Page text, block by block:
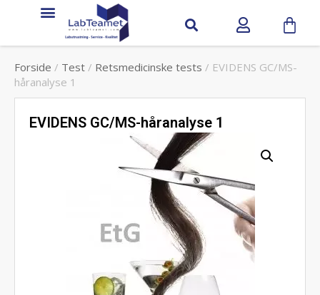
Forside / Test / Retsmedicinske tests / EVIDENS GC/MS-
håranalyse 1
EVIDENS GC/MS-håranalyse 1